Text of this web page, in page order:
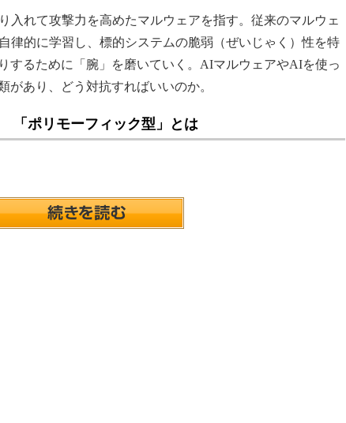
れて攻撃力を高めたマルウェアを指す。従来のマルウェ
律的に学習し、標的システムの脆弱（ぜいじゃく）性を特
するために「腕」を磨いていく。AIマルウェアやAIを使っ
があり、どう対抗すればいいのか。
「ポリモーフィック型」とは